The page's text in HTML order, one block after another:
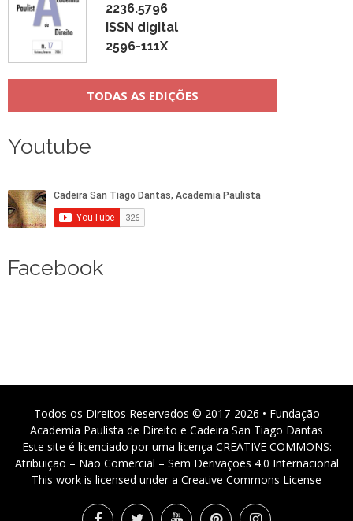
2236.5796
ISSN digital
2596-111X
TODAS AS EDIÇÕES
Youtube
Facebook
Todos os Direitos Reservados © 2017-2026 • Fundação
Academia Paulista de Direito e Cadeira San Tiago Dantas
Este site é licenciado por uma licença CREATIVE COMMONS:
Atribuição – Não Comercial – Sem Derivações 4.0 Internacional
This work is licensed under a Creative Commons License